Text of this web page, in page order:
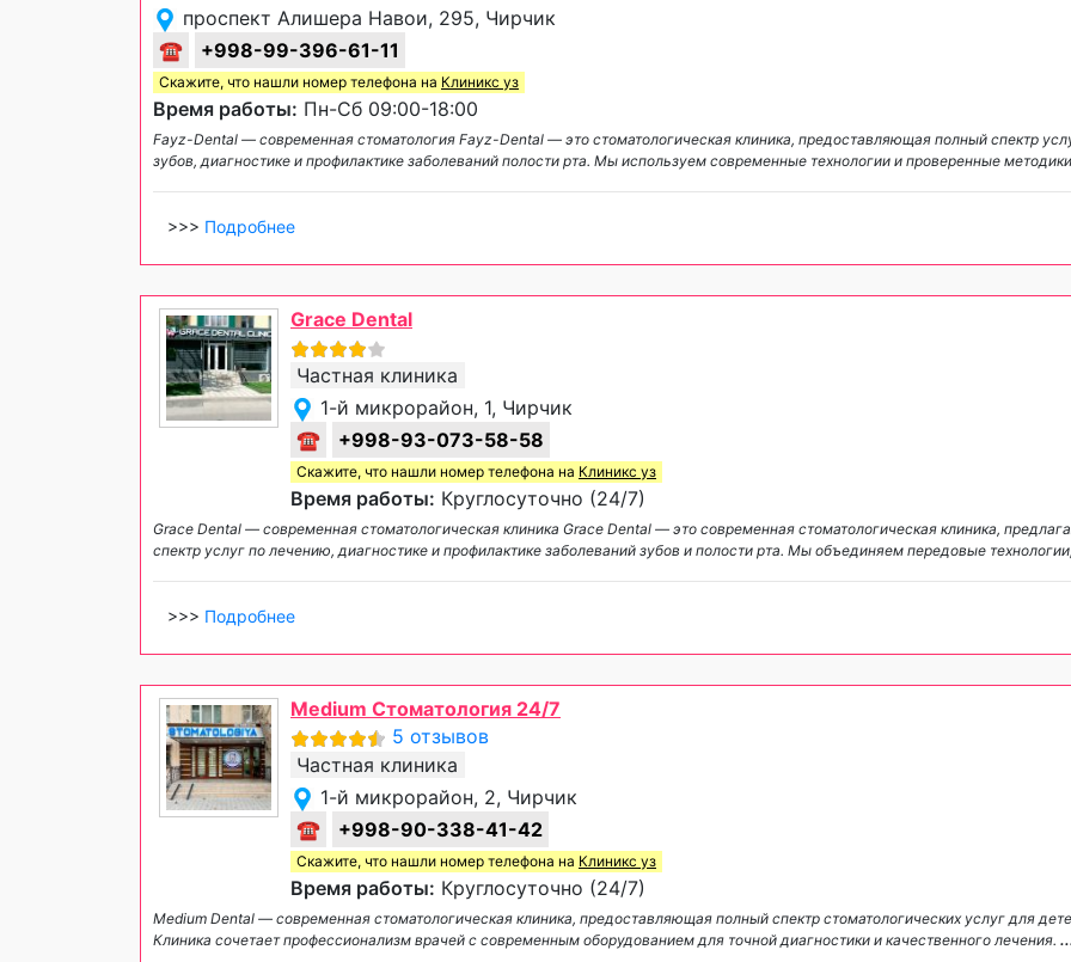
проспект Алишера Навои, 295, Чирчик
☎
+998-99-396-61-11
Скажите, что нашли номер телефона на Клиникс уз
Время работы: Пн-Сб 09:00-18:00
Fayz-Dental — современная стоматология Fayz-Dental — это стоматологическая клиника, предоставляющая полный спектр
зубов, диагностике и профилактике заболеваний полости рта. Мы используем современные технологии и проверенные
>>> Подробнее
Grace Dental
Частная клиника
1-й микрорайон, 1, Чирчик
☎
+998-93-073-58-58
Скажите, что нашли номер телефона на Клиникс уз
Время работы: Круглосуточно (24/7)
Grace Dental — современная стоматологическая клиника Grace Dental — это современная стоматологическая клиника,
спектр услуг по лечению, диагностике и профилактике заболеваний зубов и полости рта. Мы объединяем передовые технологии,
>>> Подробнее
Medium Стоматология 24/7
5 отзывов
Частная клиника
1-й микрорайон, 2, Чирчик
☎
+998-90-338-41-42
Скажите, что нашли номер телефона на Клиникс уз
Время работы: Круглосуточно (24/7)
Medium Dental — современная стоматологическая клиника, предоставляющая полный спектр стоматологических услуг для
Клиника сочетает профессионализм врачей с современным оборудованием для точной диагностики и качественного лечения.